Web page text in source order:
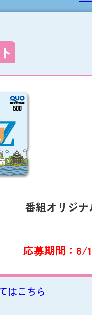
番組オリジナ
応募期間：8/
はこちら